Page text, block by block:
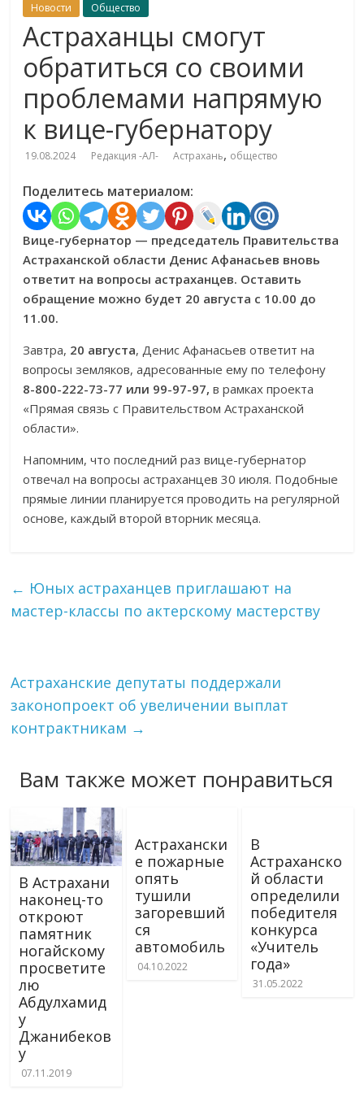
Новости Общество
Астраханцы смогут
обратиться со своими
проблемами напрямую
к вице-губернатору
19.08.2024 Редакция -АЛ- Астрахань, общество
Поделитесь материалом:
Вице-губернатор — председатель Правительства
Астраханской области Денис Афанасьев вновь
ответит на вопросы астраханцев. Оставить
обращение можно будет 20 августа с 10.00 до
11.00.
Завтра, 20 августа, Денис Афанасьев ответит на
вопросы земляков, адресованные ему по телефону
8-800-222-73-77 или 99-97-97,в рамках проекта
«Прямая связь с Правительством Астраханской
области».
Напомним, что последний раз вице-губернатор
отвечал на вопросы астраханцев 30 июля. Подобные
прямые линии планируется проводить на регулярной
основе, каждый второй вторник месяца.
← Юных астраханцев приглашают на
мастер-классы по актерскому мастерству
Астраханские депутаты поддержали
законопроект об увеличении выплат
контрактникам →
Вам также может понравиться
В Астрахани
наконец-то
откроют
памятник
ногайскому
просветите
лю
Абдулхамид
у
Джанибеков
у
07.11.2019
Астрахански
е пожарные
опять
тушили
загоревший
ся
автомобиль
04.10.2022
В
Астраханско
й области
определили
победителя
конкурса
«Учитель
года»
31.05.2022